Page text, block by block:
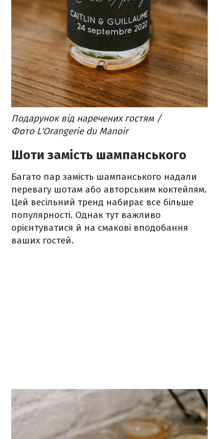
Подарунок від наречених гостям /
Фото L'Orangerie du Manoir
Шоти замість шампанського
Багато пар замість шампанського надали
перевагу шотам або авторським коктейлям.
Цей весільний тренд набирає все більше
популярності. Однак тут важливо
орієнтуватися й на смакові вподобання
ваших гостей.